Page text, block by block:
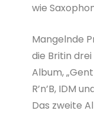
wie
Mangelnde
die Britin
Album,
R’n’B, IDM
Das zweite